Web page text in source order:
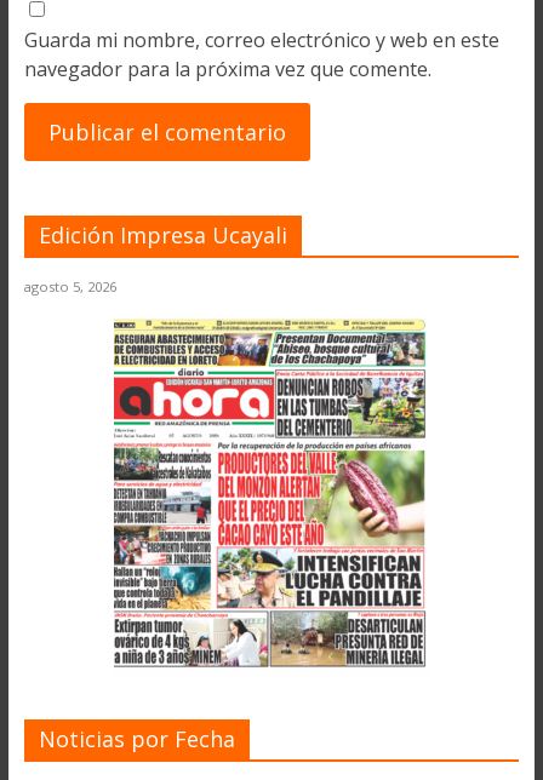
Guarda mi nombre, correo electrónico y web en este
navegador para la próxima vez que comente.
Edición Impresa Ucayali
agosto 5, 2026
Noticias por Fecha